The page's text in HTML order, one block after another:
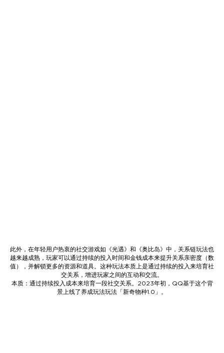
此外，在年轻用户热衷的社交游戏如《光遇》和《奥比岛》中，关系链玩法也
越来越成熟，玩家可以通过持续的投入时间和金钱成本来提升关系亲密度（数
值），并解锁更多的资源和道具。这种玩法本质上是通过持续的投入来培育社
交关系，增进玩家之间的互动和交流。
本质：通过持续投入成本来培育一段社交关系。2023年初，QQ基于这个背
景上线了养成玩法玩法「新奇物种1.0」。